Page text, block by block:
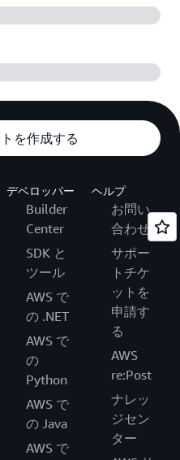
を作成する
デベロッパー
Builder
Center
SDK と
ツール
AWS で
の .NET
AWS で
の
Python
AWS で
の Java
AWS で
ヘルプ
お問い
合わせ
サポー
トチケ
ットを
申請す
る
AWS
re:Post
ナレッ
ジセン
ター